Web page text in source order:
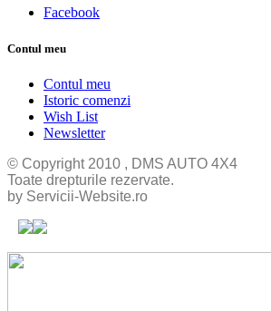
Facebook
Contul meu
Contul meu
Istoric comenzi
Wish List
Newsletter
© Copyright 2010 , DMS AUTO 4X4
Toate drepturile rezervate.
by Servicii-Website.ro